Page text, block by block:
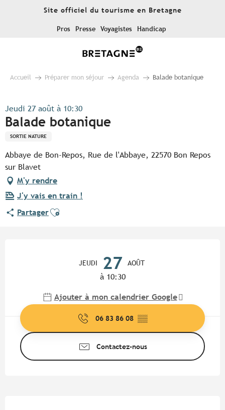
Site officiel du tourisme en Bretagne
Pros Presse Voyagistes Handicap
Accueil Préparer mon séjour Agenda Balade botanique
Jeudi 27 août à 10:30
Balade botanique
SORTIE NATURE
Abbaye de Bon-Repos, Rue de l'Abbaye, 22570 Bon Repos
sur Blavet
M'y rendre
J'y vais en train !
PartagerAjouter aux favoris
JEUDI 27 AOÛT
à 10:30
Ajouter à mon calendrier Google
06 83 86 08 ▒▒
Contactez-nous